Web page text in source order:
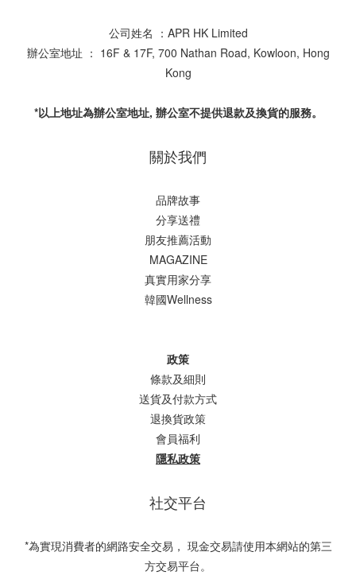
公司姓名 ：APR HK Limited
辦公室地址 ： 16F & 17F, 700 Nathan Road, Kowloon, Hong
Kong
*以上地址為辦公室地址, 辦公室不提供退款及換貨的服務。
關於我們
品牌故事
分享送禮
朋友推薦活動
MAGAZINE
真實用家分享
韓國Wellness
政策
條款及細則
送貨及付款方式
退換貨政策
會員福利
隱私政策
社交平台
*為實現消費者的網路安全交易， 現金交易請使用本網站的第三
方交易平台。